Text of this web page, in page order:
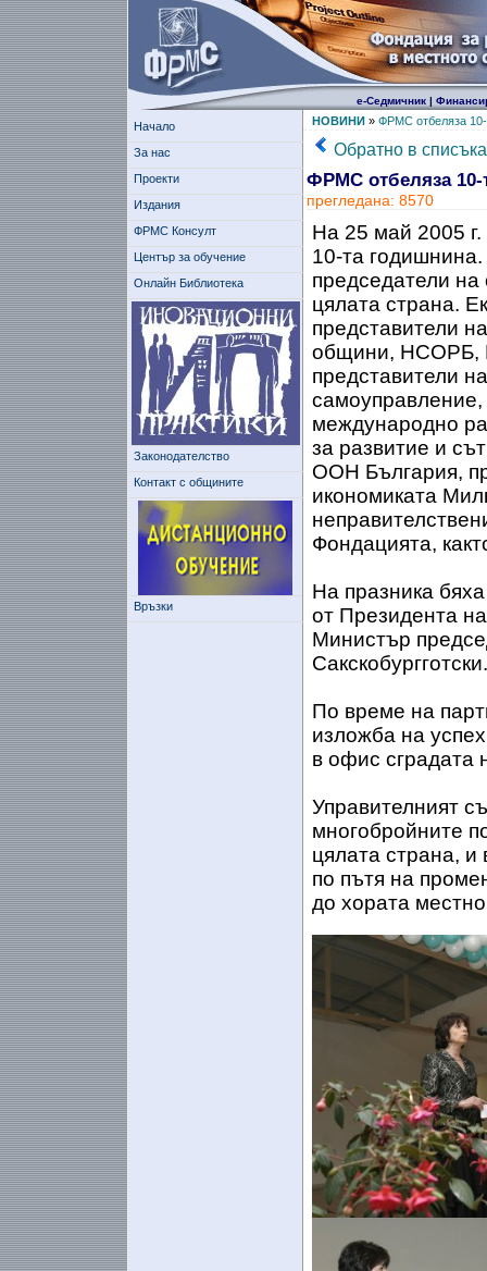
е-Седмичник|
Начало
За нас
Проекти
Издания
ФРМС Консулт
Център за обучение
Онлайн Библиотека
Законодателство
Контакт с общините
Връзки
НОВИНИ» ФРМС отбеляза
Обратно в списъка
ФРМС отбеляза 10-
прегледана: 8570
На 25 май 2005
10-та
председатели
цялата страна.
представители
общини,
представители
международно
за развитие и
ООН България,
икономиката
Фондацията,
На празника
от Президента
Министър
Сакскобургготски.
По време на
изложба на
в офис сградата
Управителният
многобройните
цялата страна,
по пътя на
до хората